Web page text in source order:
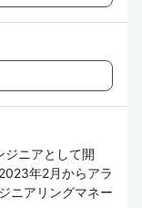
ニアとして開
年2月からアラ
ニアリングマネー